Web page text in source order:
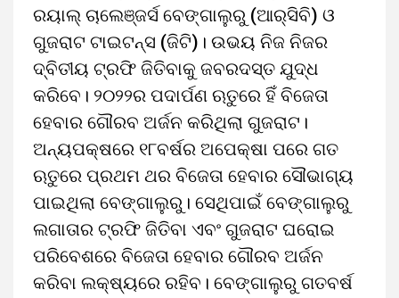
ରୟାଲ୍‌ ଚାଲେଞ୍ଜର୍ସ ବେଙ୍ଗାଲୁରୁ (ଆର୍‌ସିବି) ଓ
ଗୁଜରାଟ ଟାଇଟନ୍ସ (ଜିଟି)। ଉଭୟ ନିଜ ନିଜର
ଦ୍ବିତୀୟ ଟ୍ରଫି ଜିତିବାକୁ ଜବରଦସ୍ତ ଯୁଦ୍ଧ
କରିବେ। ୨୦୨୨ର ପଦାର୍ପଣ ଋତୁରେ ହିଁ ବିଜେତା
ହେବାର ଗୌରବ ଅର୍ଜନ କରିଥିଲା ଗୁଜରାଟ।
ଅନ୍ୟପକ୍ଷରେ ୧୮ବର୍ଷର ଅପେକ୍ଷା ପରେ ଗତ
ଋତୁରେ ପ୍ରଥମ ଥର ବିଜେତା ହେବାର ସୌଭାଗ୍ୟ
ପାଇଥିଲା ବେଙ୍ଗାଲୁରୁ। ସେଥିପାଇଁ ବେଙ୍ଗାଲୁରୁ
ଲଗାତାର ଟ୍ରଫି ଜିତିବା ଏବଂ ଗୁଜରାଟ ଘରୋଇ
ପରିବେଶରେ ବିଜେତା ହେବାର ଗୌରବ ଅର୍ଜନ
କରିବା ଲକ୍ଷ୍ୟରେ ରହିବ। ବେଙ୍ଗାଲୁରୁ ଗତବର୍ଷ